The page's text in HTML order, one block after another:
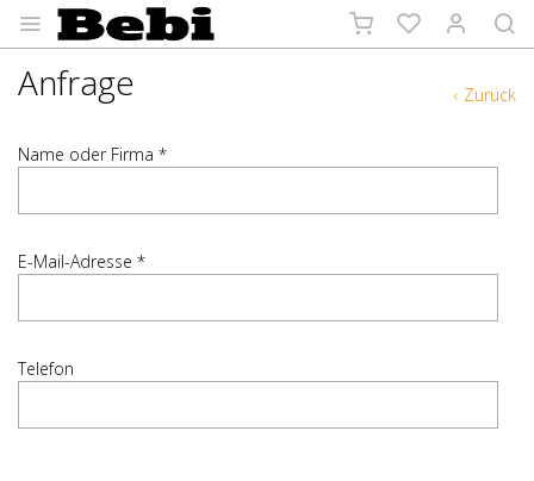
‹ Zurück
Anfrage
Name oder Firma *
E-Mail-Adresse *
Telefon